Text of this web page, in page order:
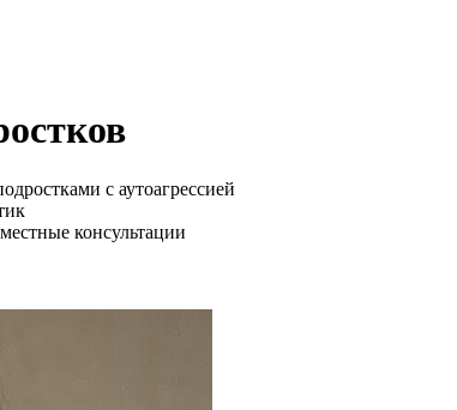
с аутоагрессией
консультации